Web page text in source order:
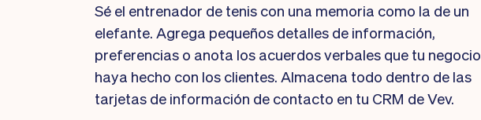
Sé el entrenador de tenis con una memoria como la de un
elefante. Agrega pequeños detalles de información,
preferencias o anota los acuerdos verbales que tu negocio
haya hecho con los clientes. Almacena todo dentro de las
tarjetas de información de contacto en tu CRM de Vev.